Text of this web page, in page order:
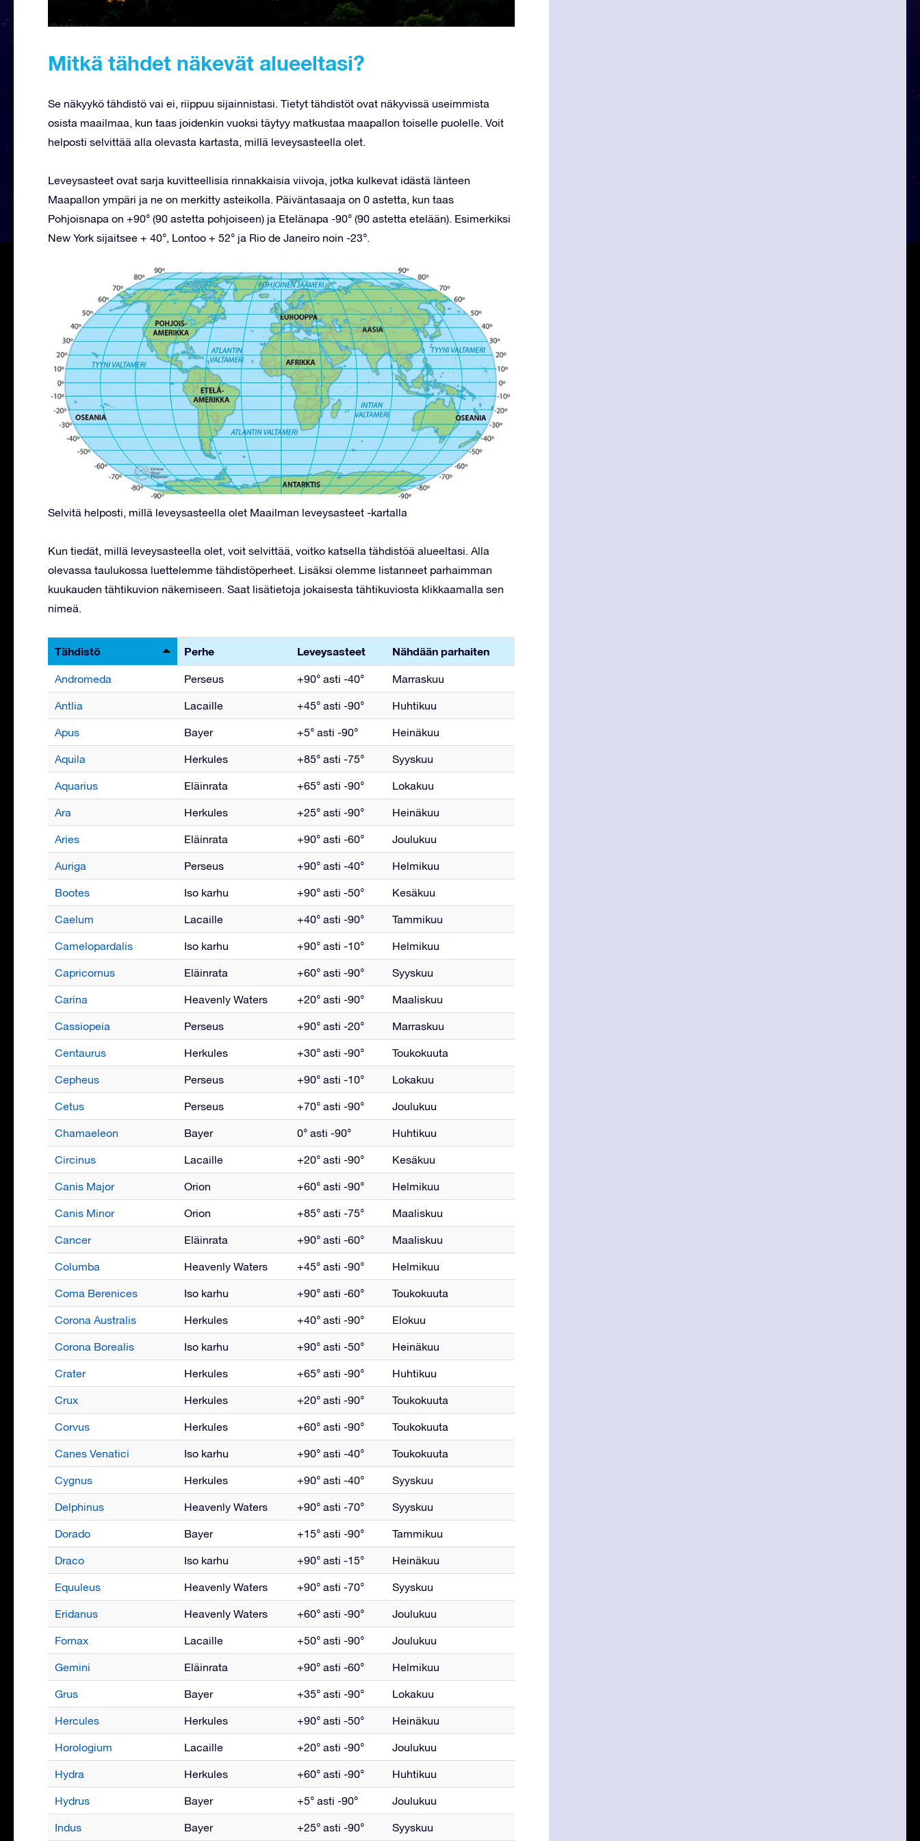
Mitkä tähdet näkevät alueeltasi?
Se näkyykö tähdistö vai ei, riippuu sijainnistasi. Tietyt tähdistöt ovat näkyvissä useimmista
osista maailmaa, kun taas joidenkin vuoksi täytyy matkustaa maapallon toiselle puolelle. Voit
helposti selvittää alla olevasta kartasta, millä leveysasteella olet.
Leveysasteet ovat sarja kuvitteellisia rinnakkaisia viivoja, jotka kulkevat idästä länteen
Maapallon ympäri ja ne on merkitty asteikolla. Päiväntasaaja on 0 astetta, kun taas
Pohjoisnapa on +90° (90 astetta pohjoiseen) ja Etelänapa -90° (90 astetta etelään). Esimerkiksi
New York sijaitsee + 40°, Lontoo + 52° ja Rio de Janeiro noin -23°.
Selvitä helposti, millä leveysasteella olet Maailman leveysasteet -kartalla
Kun tiedät, millä leveysasteella olet, voit selvittää, voitko katsella tähdistöä alueeltasi. Alla
olevassa taulukossa luettelemme tähdistöperheet. Lisäksi olemme listanneet parhaimman
kuukauden tähtikuvion näkemiseen. Saat lisätietoja jokaisesta tähtikuviosta klikkaamalla sen
nimeä.
Tähdistö Perhe Leveysasteet Nähdään parhaiten
Andromeda Perseus +90° asti -40° Marraskuu
Antlia Lacaille +45° asti -90° Huhtikuu
Apus Bayer +5° asti -90° Heinäkuu
Aquila Herkules +85° asti -75° Syyskuu
Aquarius Eläinrata +65° asti -90° Lokakuu
Ara Herkules +25° asti -90° Heinäkuu
Aries Eläinrata +90° asti -60° Joulukuu
Auriga Perseus +90° asti -40° Helmikuu
Bootes Iso karhu +90° asti -50° Kesäkuu
Caelum Lacaille +40° asti -90° Tammikuu
Camelopardalis Iso karhu +90° asti -10° Helmikuu
Capricornus Eläinrata +60° asti -90° Syyskuu
Carina Heavenly Waters +20° asti -90° Maaliskuu
Cassiopeia Perseus +90° asti -20° Marraskuu
Centaurus Herkules +30° asti -90° Toukokuuta
Cepheus Perseus +90° asti -10° Lokakuu
Cetus Perseus +70° asti -90° Joulukuu
Chamaeleon Bayer 0° asti -90° Huhtikuu
Circinus Lacaille +20° asti -90° Kesäkuu
Canis Major Orion +60° asti -90° Helmikuu
Canis Minor Orion +85° asti -75° Maaliskuu
Cancer Eläinrata +90° asti -60° Maaliskuu
Columba Heavenly Waters +45° asti -90° Helmikuu
Coma Berenices Iso karhu +90° asti -60° Toukokuuta
Corona Australis Herkules +40° asti -90° Elokuu
Corona Borealis Iso karhu +90° asti -50° Heinäkuu
Crater Herkules +65° asti -90° Huhtikuu
Crux Herkules +20° asti -90° Toukokuuta
Corvus Herkules +60° asti -90° Toukokuuta
Canes Venatici Iso karhu +90° asti -40° Toukokuuta
Cygnus Herkules +90° asti -40° Syyskuu
Delphinus Heavenly Waters +90° asti -70° Syyskuu
Dorado Bayer +15° asti -90° Tammikuu
Draco Iso karhu +90° asti -15° Heinäkuu
Equuleus Heavenly Waters +90° asti -70° Syyskuu
Eridanus Heavenly Waters +60° asti -90° Joulukuu
Fornax Lacaille +50° asti -90° Joulukuu
Gemini Eläinrata +90° asti -60° Helmikuu
Grus Bayer +35° asti -90° Lokakuu
Hercules Herkules +90° asti -50° Heinäkuu
Horologium Lacaille +20° asti -90° Joulukuu
Hydra Herkules +60° asti -90° Huhtikuu
Hydrus Bayer +5° asti -90° Joulukuu
Indus Bayer +25° asti -90° Syyskuu